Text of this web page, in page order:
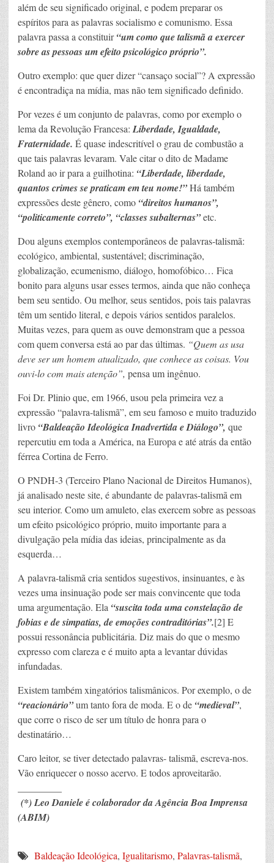
além de seu significado original, e podem preparar os
espíritos para as palavras socialismo e comunismo. Essa
palavra passa a constituir“um como que talismã a exercer
sobre as pessoas um efeito psicológico próprio”.
Outro exemplo: que quer dizer “cansaço social”? A expressão
é encontradiça na mídia, mas não tem significado definido.
Por vezes é um conjunto de palavras, como por exemplo o
lema da Revolução Francesa:Liberdade, Igualdade,
Fraternidade. É quase indescritível o grau de combustão a
que tais palavras levaram. Vale citar o dito de Madame
Roland ao ir para a guilhotina: “Liberdade, liberdade,
quantos crimes se praticam em teu nome!”Há também
expressões deste gênero, como “direitos humanos”,
“politicamente correto”, “classes subalternas”etc.
Dou alguns exemplos contemporâneos de palavras-talismã:
ecológico, ambiental, sustentável; discriminação,
globalização, ecumenismo, diálogo, homofóbico… Fica
bonito para alguns usar esses termos, ainda que não conheça
bem seu sentido. Ou melhor, seus sentidos, pois tais palavras
têm um sentido literal, e depois vários sentidos paralelos.
Muitas vezes, para quem as ouve demonstram que a pessoa
com quem conversa está ao par das últimas. “Quem as usa
deve ser um homem atualizado, que conhece as coisas. Vou
ouvi-lo com mais atenção”, pensa um ingênuo.
Foi Dr. Plinio que, em 1966, usou pela primeira vez a
expressão “palavra-talismã”, em seu famoso e muito traduzido
livro “Baldeação Ideológica Inadvertida e Diálogo”, que
repercutiu em toda a América, na Europa e até atrás da então
férrea Cortina de Ferro.
O PNDH-3 (Terceiro Plano Nacional de Direitos Humanos),
já analisado neste site, é abundante de palavras-talismã em
seu interior. Como um amuleto, elas exercem sobre as pessoas
um efeito psicológico próprio, muito importante para a
divulgação pela mídia das ideias, principalmente as da
esquerda…
A palavra-talismã cria sentidos sugestivos, insinuantes, e às
vezes uma insinuação pode ser mais convincente que toda
uma argumentação. Ela “suscita toda uma constelação de
fobias e de simpatias, de emoções contraditórias”.[2] E
possui ressonância publicitária. Diz mais do que o mesmo
expresso com clareza e é muito apta a levantar dúvidas
infundadas.
Existem também xingatórios talismânicos. Por exemplo, o de
“reacionário”um tanto fora de moda. E o de “medieval”,
que corre o risco de ser um título de honra para o
destinatário…
Caro leitor, se tiver detectado palavras- talismã, escreva-nos.
Vão enriquecer o nosso acervo. E todos aproveitarão.
(*) Leo Daniele é colaborador da Agência Boa Imprensa
(ABIM)
Baldeação Ideológica, Igualitarismo, Palavras-talismã,